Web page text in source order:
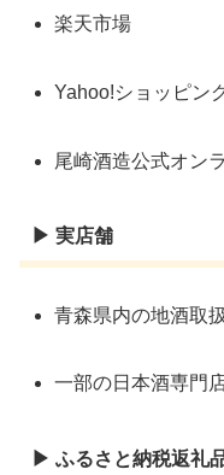
楽天市場
Yahoo!ショッピン
尾崎酒造公式オン
▶ 実店舗
青森県内の地酒取
一部の日本酒専門
▶ ふるさと納税返礼